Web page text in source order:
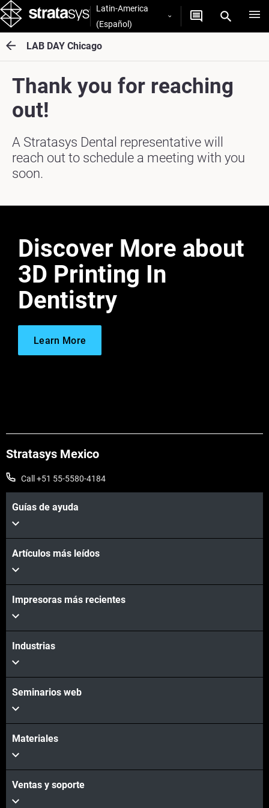
Latin-America
(Español)
LAB DAY Chicago
Thank you for reaching
out!
A Stratasys Dental representative will
reach out to schedule a meeting with you
soon.
Discover More about
3D Printing In
Dentistry
Learn More
Stratasys Mexico
Call +51 55-5580-4184
Guías de ayuda
Artículos más leídos
Impresoras más recientes
Industrias
Seminarios web
Materiales
Ventas y soporte